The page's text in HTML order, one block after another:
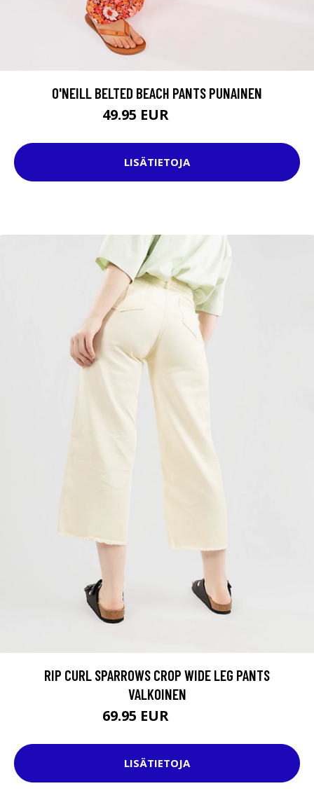
O'NEILL BELTED BEACH PANTS PUNAINEN
49.95 EUR
LISÄTIETOJA
RIP CURL SPARROWS CROP WIDE LEG PANTS
VALKOINEN
69.95 EUR
LISÄTIETOJA